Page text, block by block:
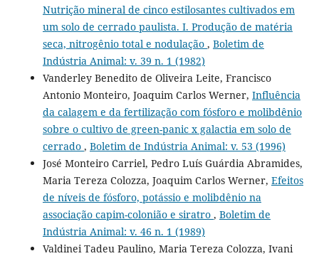
Nutrição mineral de cinco estilosantes cultivados em
um solo de cerrado paulista. I. Produção de matéria
seca, nitrogênio total e nodulação , Boletim de
Indústria Animal: v. 39 n. 1 (1982)
Vanderley Benedito de Oliveira Leite, Francisco
Antonio Monteiro, Joaquim Carlos Werner, Influência
da calagem e da fertilização com fósforo e molibdênio
sobre o cultivo de green-panic x galactia em solo de
cerrado , Boletim de Indústria Animal: v. 53 (1996)
José Monteiro Carriel, Pedro Luís Guárdia Abramides,
Maria Tereza Colozza, Joaquim Carlos Werner, Efeitos
de níveis de fósforo, potássio e molibdênio na
associação capim-colonião e siratro , Boletim de
Indústria Animal: v. 46 n. 1 (1989)
Valdinei Tadeu Paulino, Maria Tereza Colozza, Ivani